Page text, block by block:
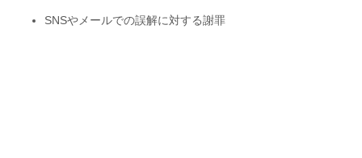
SNSやメールでの誤解に対する謝罪